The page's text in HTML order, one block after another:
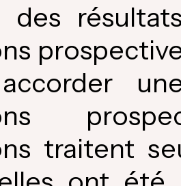
des
traitent